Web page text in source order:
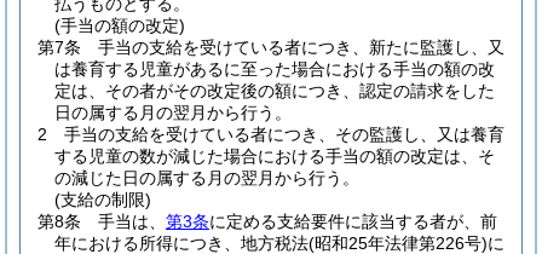
(手当の額の改定)
第7条
手当の支給を受けている者につき、新たに監護し、又
は養育する児童があるに至った場合における手当の額の改
定は、その者がその改定後の額につき、認定の請求をした
日の属する月の翌月から行う。
2
手当の支給を受けている者につき、その監護し、又は養育
する児童の数が減じた場合における手当の額の改定は、そ
の減じた日の属する月の翌月から行う。
(支給の制限)
第8条
手当は、 第3条に定める支給要件に該当する者が、前
年における所得につき、地方税法(昭和25年法律第226号)に